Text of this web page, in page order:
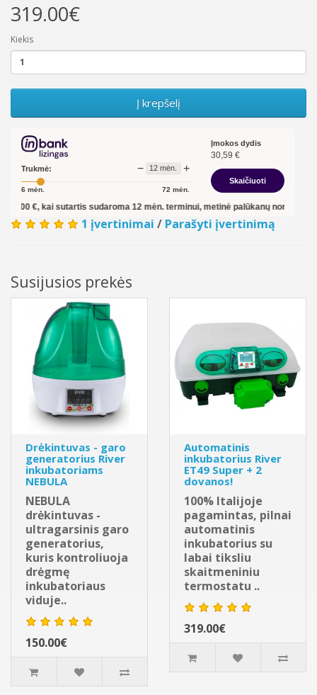
319.00€
Kiekis
Į krepšelį
Trukmė: − 12 mėn. +
6 mėn. 72 mėn.
Įmokos dydis
30,59 €
Skaičiuoti
sudaroma12mėn. terminui, metinė palūkanų norma –13,90%, sutarties
1 įvertinimai / Parašyti įvertinimą
Susijusios prekės
Drėkintuvas - garo
generatorius River
inkubatoriams
NEBULA
NEBULA
drėkintuvas -
ultragarsinis garo
generatorius,
kuris kontroliuoja
drėgmę
inkubatoriaus
viduje..
150.00€
Automatinis
inkubatorius River
ET49 Super + 2
dovanos!
100% Italijoje
pagamintas, pilnai
automatinis
inkubatorius su
labai tiksliu
skaitmeniniu
termostatu ..
319.00€